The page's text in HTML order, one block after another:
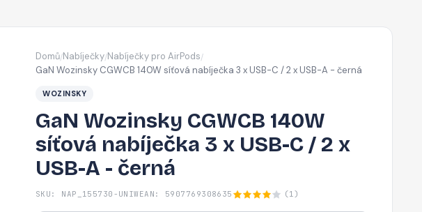
Domů/Nabíječky/Nabíječky pro AirPods/
GaN Wozinsky CGWCB 140W síťová nabíječka 3 x USB-C / 2 x USB-A - černá
WOZINSKY
GaN Wozinsky CGWCB 140W
síťová nabíječka 3 x USB-C / 2 x
USB-A - černá
SKU: NAP_155730-UNIWEAN: 5907769308635 (1)